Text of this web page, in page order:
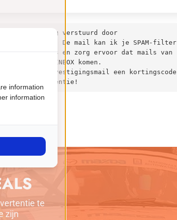
bevestiging verstuurd door
De mail kan ik je SPAM-filter
Mis niets en zorg ervoor dat mails van
in je INBOX komen.
je in de bevestigingsmail een kortingscode
eerste advertentie!
te
zijn
information
information